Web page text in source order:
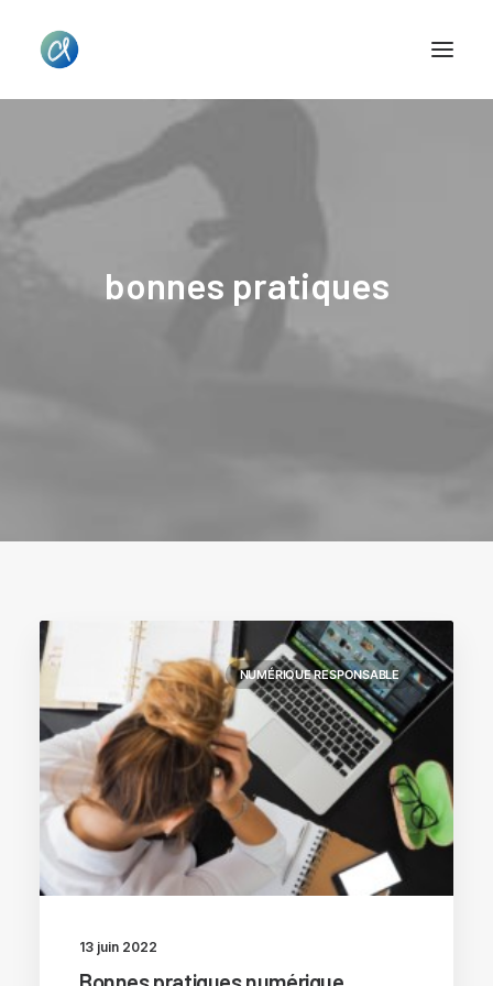
bonnes pratiques
NUMÉRIQUE RESPONSABLE
13 juin 2022